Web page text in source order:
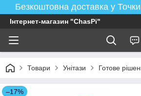
Безкоштовна доставка у
Інтернет-магазин "ChasPi"
Товари Унітази Готове
–17%